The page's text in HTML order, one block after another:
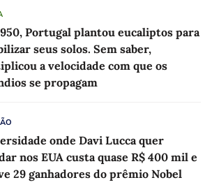
Portugal plantou eucaliptos para
seus solos. Sem saber,
a velocidade com que os
se propagam
onde Davi Lucca quer
nos EUA custa quase R$ 400 mil e
29 ganhadores do prêmio Nobel